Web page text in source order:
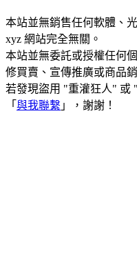
本站並無銷售任何軟體、
xyz 網站完全無關。
本站並無委託或授權任何
修買賣、宣傳推廣或商品
若發現盜用 "重灌狂人" 或
「 與我聯繫 」，謝謝！